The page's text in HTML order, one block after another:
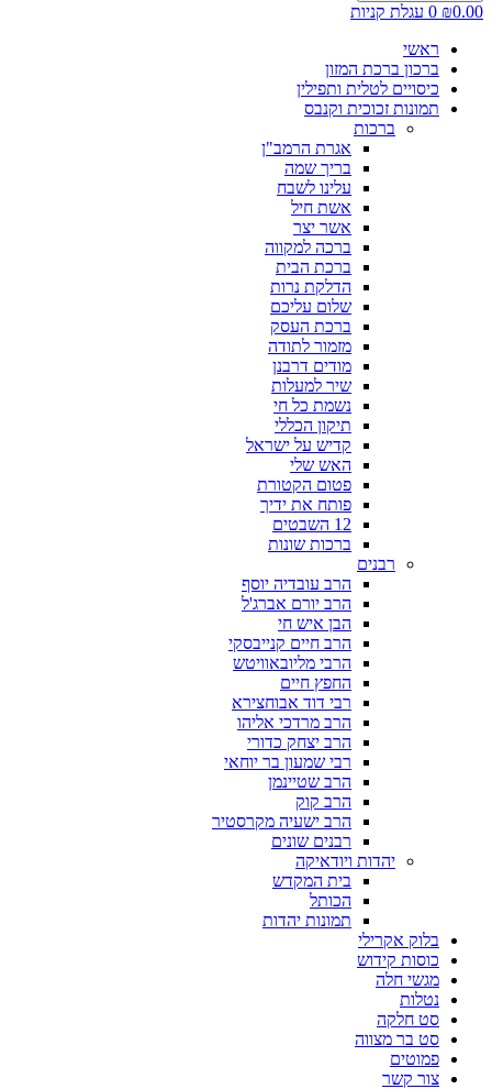
₪0.00
0 עגלת קניות
ראשי
ברכון ברכת המזון
כיסויים לטלית ותפילין
תמונות זכוכית וקנבס
ברכות
אגרת הרמב"ן
בריך שמה
עלינו לשבח
אשת חיל
אשר יצר
ברכה למקווה
ברכת הבית
הדלקת נרות
שלום עליכם
ברכת העסק
מזמור לתודה
מודים דרבנן
שיר למעלות
נשמת כל חי
תיקון הכללי
קדיש על ישראל
האש שלי
פטום הקטורת
פותח את ידיך
12 השבטים
ברכות שונות
רבנים
הרב עובדיה יוסף
הרב יורם אברג'ל
הבן איש חי
הרב חיים קנייבסקי
הרבי מליובאוויטש
החפץ חיים
רבי דוד אבוחצירא
הרב מרדכי אליהו
הרב יצחק כדורי
רבי שמעון בר יוחאי
הרב שטיינמן
הרב קוק
הרב ישעיה מקרסטיר
רבנים שונים
יהדות ויודאיקה
בית המקדש
הכותל
תמונות יהדות
בלוק אקרילי
כוסות קידוש
מגשי חלה
נטלות
סט חלקה
סט בר מצווה
פמוטים
צור קשר